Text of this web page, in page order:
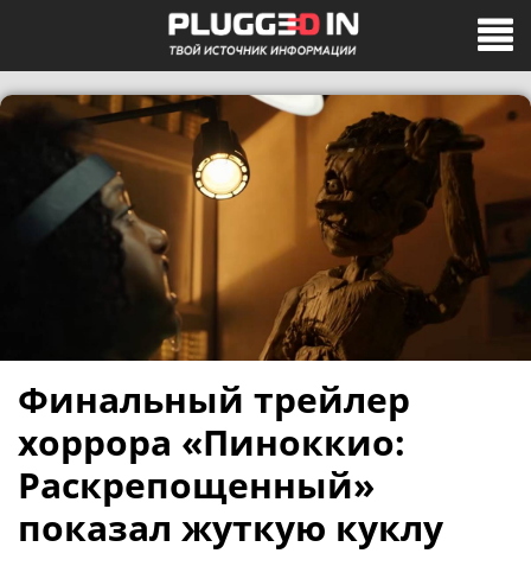
Финальный трейлер
хоррора «Пиноккио:
Раскрепощенный»
показал жуткую куклу